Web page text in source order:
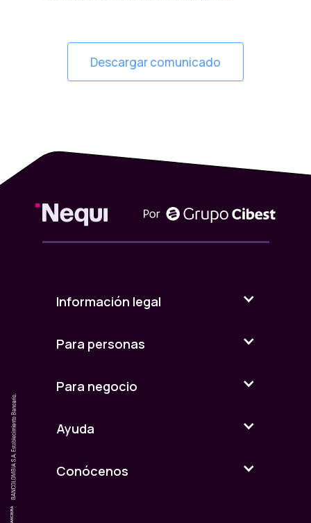
Descargar comunicado
Información legal
Para personas
Para negocio
Ayuda
Conócenos